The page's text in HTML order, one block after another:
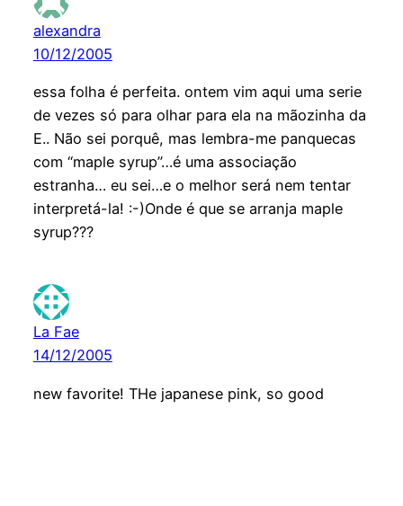
alexandra
10/12/2005
essa folha é perfeita. ontem vim aqui uma serie
de vezes só para olhar para ela na mãozinha da
E.. Não sei porquê, mas lembra-me panquecas
com “maple syrup”…é uma associação
estranha… eu sei…e o melhor será nem tentar
interpretá-la! :-)Onde é que se arranja maple
syrup???
La Fae
14/12/2005
new favorite! THe japanese pink, so good